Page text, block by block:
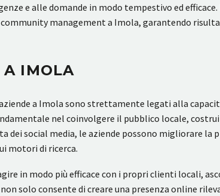
e alle domande in modo tempestivo ed
management a Imola, garantendo
A IMOLA
a Imola sono strettamente legati alla
nel coinvolgere il pubblico locale,
social media, le aziende possono migliorare la
motori di ricerca.
in modo più efficace con i propri clienti locali,
solo consente di creare una presenza online